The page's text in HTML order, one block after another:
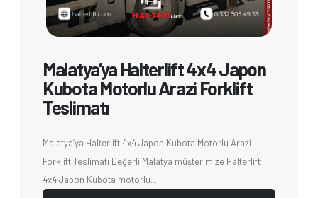
Malatya’ya Halterlift 4x4 Japon
Kubota Motorlu Arazi Forklift
Teslimatı
Malatya’ya Halterlift 4x4 Japon Kubota Motorlu Arazi
Forklift Teslimatı Değerli Malatya müşterimize Halterlift
4x4 Japon Kubota motorlu...